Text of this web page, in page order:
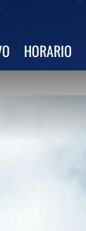
HORARIO